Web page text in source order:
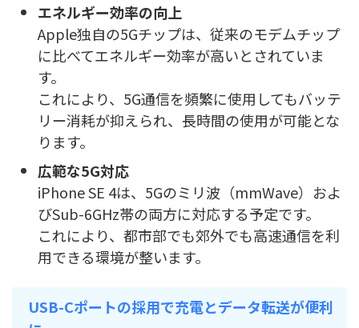
エネルギー効率の向上
Apple独自の5Gチップは、従来のモデムチップ
に比べてエネルギー効率が高いとされていま
す。
これにより、5G通信を頻繁に使用してもバッテ
リー消耗が抑えられ、長時間の使用が可能とな
ります。
広範な5G対応
iPhone SE 4は、5Gのミリ波（mmWave）およ
びSub-6GHz帯の両方に対応する予定です。
これにより、都市部でも郊外でも高速通信を利
用できる環境が整います。
USB-Cポートの採用で充電とデータ転送が便利